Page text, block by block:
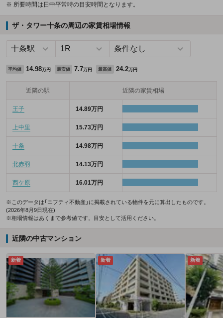
※ 所要時間は日中平常時の目安時間となります。
ザ・タワー十条の周辺の家賃相場情報
平均値 14.98万円 最安値 7.7万円 最高値 24.2万円
近隣の駅 近隣の家賃相場
王子 14.89万円
上中里 15.73万円
十条 14.98万円
北赤羽 14.13万円
西ケ原 16.01万円
※このデータは「ニフティ不動産」に掲載されている物件を元に算出したものです。
(2026年8月9日現在)
※相場情報はあくまで参考値です。目安として活用ください。
近隣の中古マンション
新着 新着 新着